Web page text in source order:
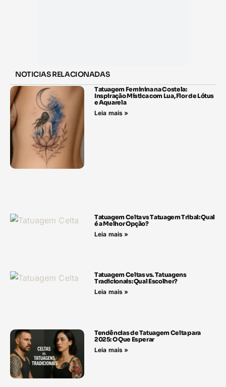
NOTICIAS RELACIONADAS
Tatuagem Feminina na Costela:
Inspiração Mística com Lua, Flor de Lótus
e Aquarela
Leia mais »
Tatuagem Celta vs Tatuagem Tribal: Qual
é a Melhor Opção?
Leia mais »
Tatuagem Celtas vs. Tatuagens
Tradicionais: Qual Escolher?
Leia mais »
Tendências de Tatuagem Celta para
2025: O Que Esperar
Leia mais »